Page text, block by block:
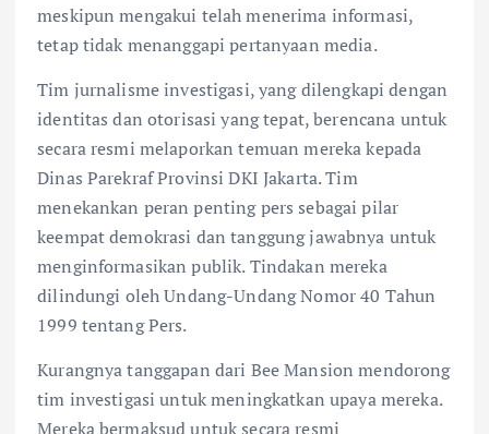
meskipun mengakui telah menerima informasi,
tetap tidak menanggapi pertanyaan media.
Tim jurnalisme investigasi, yang dilengkapi dengan
identitas dan otorisasi yang tepat, berencana untuk
secara resmi melaporkan temuan mereka kepada
Dinas Parekraf Provinsi DKI Jakarta. Tim
menekankan peran penting pers sebagai pilar
keempat demokrasi dan tanggung jawabnya untuk
menginformasikan publik. Tindakan mereka
dilindungi oleh Undang-Undang Nomor 40 Tahun
1999 tentang Pers.
Kurangnya tanggapan dari Bee Mansion mendorong
tim investigasi untuk meningkatkan upaya mereka.
Mereka bermaksud untuk secara resmi